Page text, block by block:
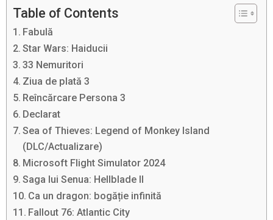
Table of Contents
Fabulă
Star Wars: Haiducii
33 Nemuritori
Ziua de plată 3
Reîncărcare Persona 3
Declarat
Sea of ​​​​Thieves: Legend of Monkey Island
(DLC/Actualizare)
Microsoft Flight Simulator 2024
Saga lui Senua: Hellblade II
Ca un dragon: bogăție infinită
Fallout 76: Atlantic City